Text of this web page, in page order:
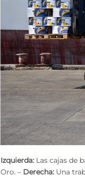
Izquierda: Las cajas de
Oro. – Derecha: Una